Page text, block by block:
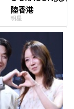
陸香港
明星